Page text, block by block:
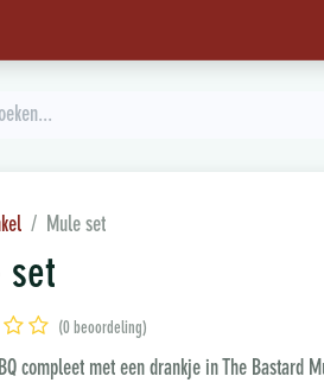
Mule set
set
(0 beoordeling)
compleet met een drankje in The Bastard